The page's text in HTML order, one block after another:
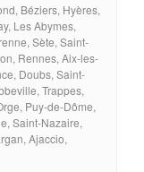
Béziers, Hyères,
Les Abymes,
Sète, Saint-
Rennes, Aix-les-
Doubs, Saint-
Trappes,
Puy-de-Dôme,
Saint-Nazaire,
Ajaccio,